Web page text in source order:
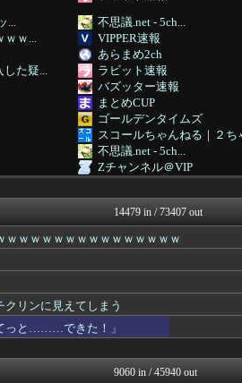
...
不思議.net - 5ch...
ｗｗ...
VIPPER速報
あらまめ2ch
した疑...
ラビット速報
バズッター速報
まとめCUP
ゴールデンタイムズ
スコールちゃんねる｜２ち
不思議.net - 5ch...
Zチャンネル＠VIP
まにゅそく 2chまとめニ...
あらまめ2ch
局ど...
ネラーボイス
思考ちゃんねる
V速ニュップ
)
うしみつ-5chまとめ-
筋肉速報
ｗ...
えっ!?またここのサイト?
14479 in / 73407 out
ｗｗｗｗｗｗｗｗｗｗｗｗｗｗｗ
クリンに見えてしまう
っと………できた！」
9060 in / 45940 out